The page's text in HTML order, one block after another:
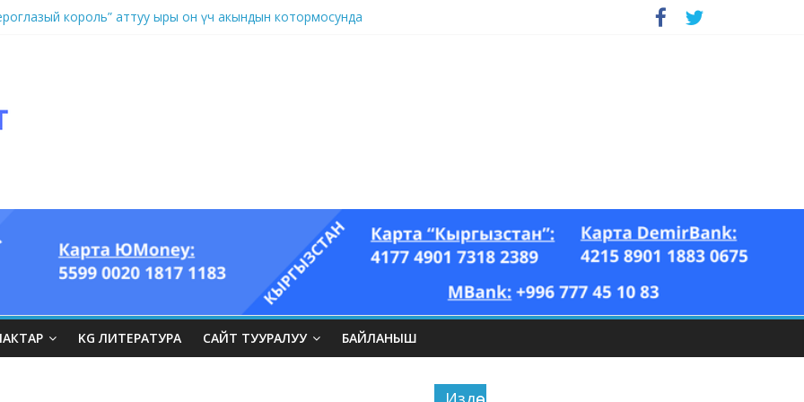
король” аттуу ыры он үч акындын котормосунда
KG ЛИТЕРАТУРА САЙТ ТУУРАЛУУ БАЙЛАНЫШ